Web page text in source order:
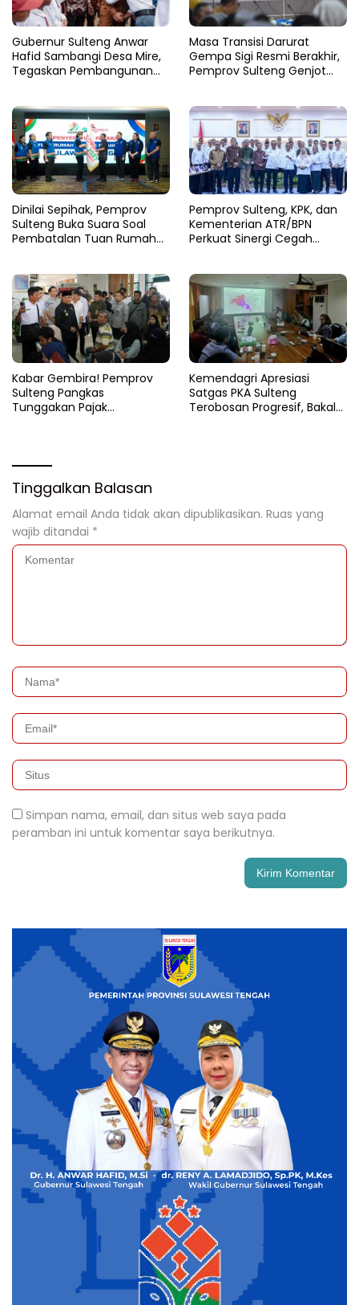
Gubernur Sulteng Anwar
Hafid Sambangi Desa Mire,
Tegaskan Pembangunan
Masa Transisi Darurat
Gempa Sigi Resmi Berakhir,
Pemprov Sulteng Genjot
Dinilai Sepihak, Pemprov
Sulteng Buka Suara Soal
Pembatalan Tuan Rumah
Pemprov Sulteng, KPK, dan
Kementerian ATR/BPN
Perkuat Sinergi Cegah
Kabar Gembira! Pemprov
Sulteng Pangkas
Tunggakan Pajak
Kemendagri Apresiasi
Satgas PKA Sulteng
Terobosan Progresif, Bakal
Tinggalkan Balasan
Alamat email Anda tidak akan dipublikasikan. Ruas yang
wajib ditandai *
Simpan nama, email, dan situs web saya pada
peramban ini untuk komentar saya berikutnya.